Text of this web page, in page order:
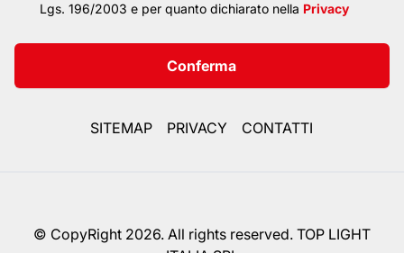
Lgs. 196/2003 e per quanto dichiarato nella Privacy
Conferma
SITEMAP PRIVACY CONTATTI
© CopyRight 2026. All rights reserved. TOP LIGHT